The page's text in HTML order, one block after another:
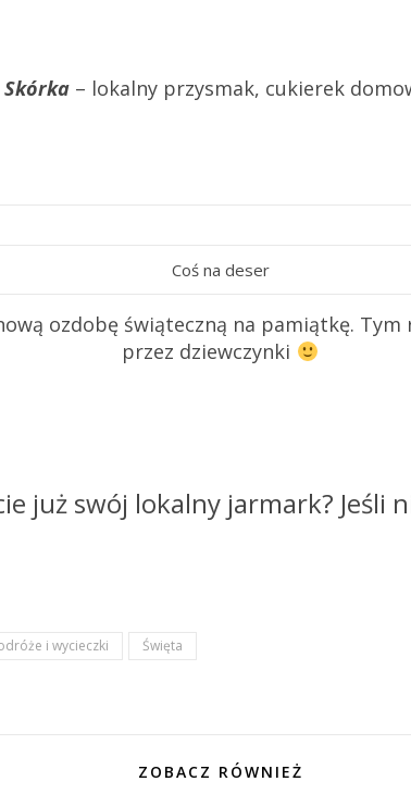
– lokalny przysmak, cukierek
Coś na deser
ozdobę świąteczną na pamiątkę. Tym
przez dziewczynki
już swój lokalny jarmark? Jeśli
i wycieczki Święta
ZOBACZ RÓWNIEŻ